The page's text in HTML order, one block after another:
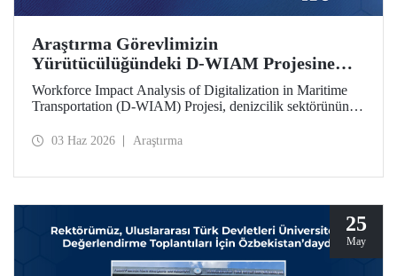
Araştırma Görevlimizin
Yürütücülüğündeki D-WIAM Projesine
IAMU Desteği
Workforce Impact Analysis of Digitalization in Maritime
Transportation (D-WIAM) Projesi, denizcilik sektörünün
Uluslararası Denizcilik Üniversiteleri Birliği (IAMU)
araştırmacısı Emre Düzenli yürütecek.
03 Haz 2026 Araştırma
25
May